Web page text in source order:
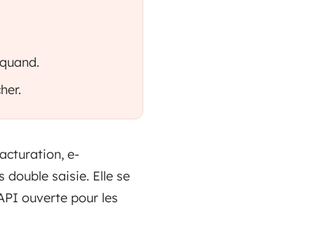
e-
saisie. Elle se
ouverte pour les